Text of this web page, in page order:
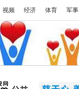
视频 经济 体育 军事